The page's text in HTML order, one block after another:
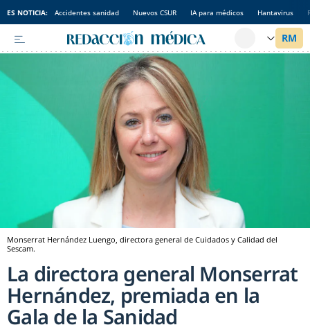
ES NOTICIA: Accidentes sanidad Nuevos CSUR IA para médicos Hantavirus
Monserrat Hernández Luengo, directora general de Cuidados y Calidad del
Sescam.
La directora general Monserrat
Hernández, premiada en la
Gala de la Sanidad